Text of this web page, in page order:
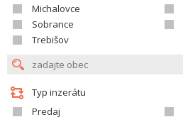
Michalovce
Sobrance
Trebišov
Typ inzerátu
Predaj